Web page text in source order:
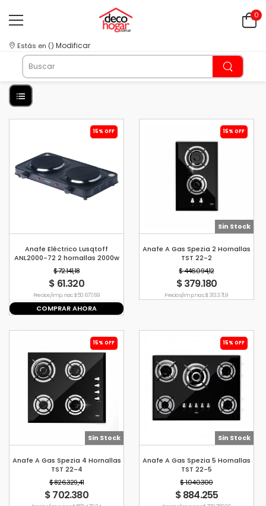
0
Estás en () Modificar
15% OFF
Anafe Eléctrico Lusqtoff
ANL2000-72 2 hornallas 2000w
$ 72.141,18
$ 61.320
Precio s/imp. nac. $ 50.677,69
COMPRAR AHORA
15% OFF
Sin Stock
Anafe A Gas Spezia 2 Hornallas
TST 22-2
$ 446.094,12
$ 379.180
Precio s/imp. nac. $ 313.371,9
15% OFF
Sin Stock
Anafe A Gas Spezia 4 Hornallas
TST 22-4
$ 826.329,41
$ 702.380
15% OFF
Sin Stock
Anafe A Gas Spezia 5 Hornallas
TST 22-5
$ 1.040.300
$ 884.255